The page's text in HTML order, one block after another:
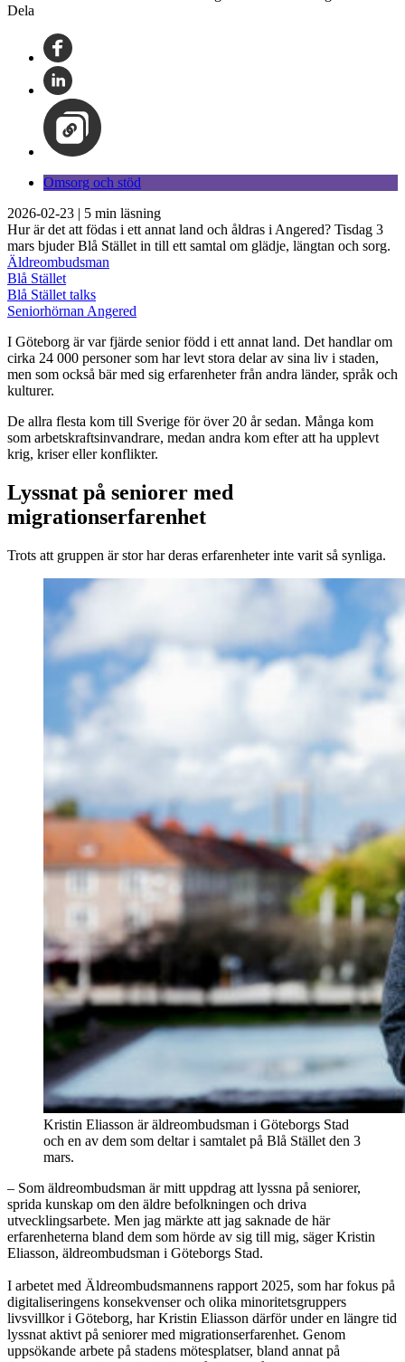
Dela
Omsorg och stöd
2026-02-23 | 5 min läsning
Hur är det att födas i ett annat land och åldras i Angered? Tisdag 3
mars bjuder Blå Stället in till ett samtal om glädje, längtan och sorg.
Äldreombudsman
Blå Stället
Blå Stället talks
Seniorhörnan Angered
I Göteborg är var fjärde senior född i ett annat land. Det handlar om
cirka 24 000 personer som har levt stora delar av sina liv i staden,
men som också bär med sig erfarenheter från andra länder, språk och
kulturer.
De allra flesta kom till Sverige för över 20 år sedan. Många kom
som arbetskraftsinvandrare, medan andra kom efter att ha upplevt
krig, kriser eller konflikter.
Lyssnat på seniorer med
migrationserfarenhet
Trots att gruppen är stor har deras erfarenheter inte varit så synliga.
Kristin Eliasson är äldreombudsman i Göteborgs Stad
och en av dem som deltar i samtalet på Blå Stället den 3
mars.
– Som äldreombudsman är mitt uppdrag att lyssna på seniorer,
sprida kunskap om den äldre befolkningen och driva
utvecklingsarbete. Men jag märkte att jag saknade de här
erfarenheterna bland dem som hörde av sig till mig, säger Kristin
Eliasson, äldreombudsman i Göteborgs Stad.
I arbetet med Äldreombudsmannens rapport 2025, som har fokus på
digitaliseringens konsekvenser och olika minoritetsgruppers
livsvillkor i Göteborg, har Kristin Eliasson därför under en längre tid
lyssnat aktivt på seniorer med migrationserfarenhet. Genom
uppsökande arbete på stadens mötesplatser, bland annat på